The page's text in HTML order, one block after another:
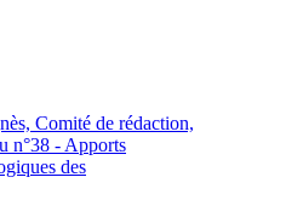
Comité de rédaction,
n°38 - Apports
des